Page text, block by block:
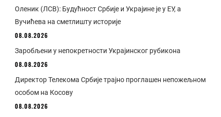
Оленик (ЛСВ): Будућност Србије и Украјине је у ЕУ, а
Вучићева на сметлишту историје
08.08.2026
Заробљени у непокретности Украјинског рубикона
08.08.2026
Директор Телекома Србије трајно проглашен непожељном
особом на Косову
08.08.2026